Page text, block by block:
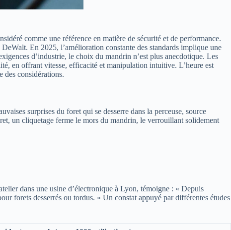
comme une référence en matière de sécurité et de performance.
En 2025, l’amélioration constante des standards implique une
d’industrie, le choix du mandrin n’est plus anecdotique. Les
en offrant vitesse, efficacité et manipulation intuitive. L’heure est
des considérations.
surprises du foret qui se desserre dans la perceuse, source
un cliquetage ferme le mors du mandrin, le verrouillant solidement
dans une usine d’électronique à Lyon, témoigne : « Depuis
forets desserrés ou tordus. » Un constat appuyé par différentes études